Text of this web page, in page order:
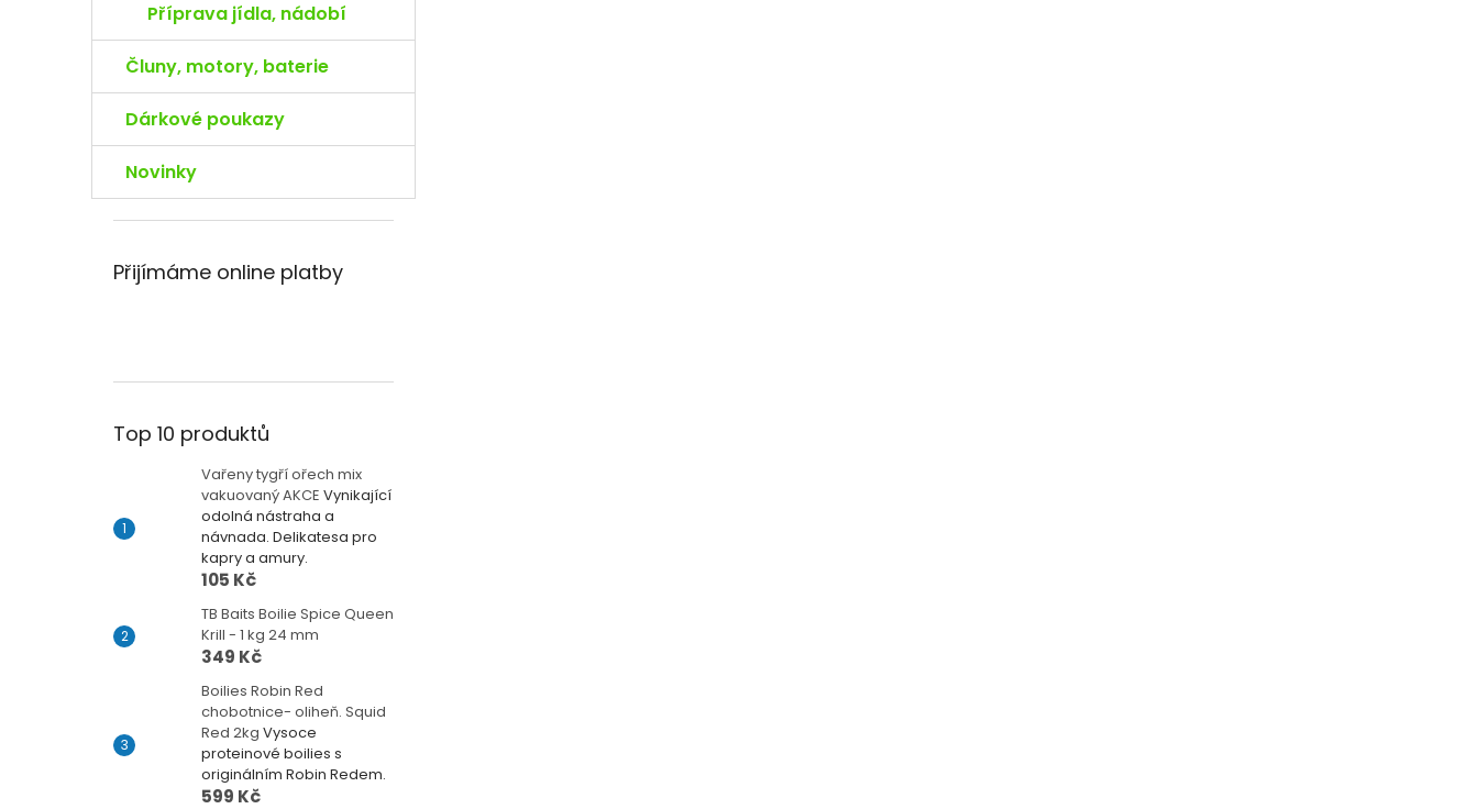
Příprava jídla, nádobí
Čluny, motory, baterie
Dárkové poukazy
Novinky
Přijímáme online platby
Top 10 produktů
Vařeny tygří ořech mix
vakuovaný AKCE Vynikající
odolná nástraha a
návnada. Delikatesa pro
kapry a amury.
105 Kč
TB Baits Boilie Spice Queen
Krill - 1 kg 24 mm
349 Kč
Boilies Robin Red
chobotnice- oliheň. Squid
Red 2kg Vysoce
proteinové boilies s
originálním Robin Redem.
599 Kč